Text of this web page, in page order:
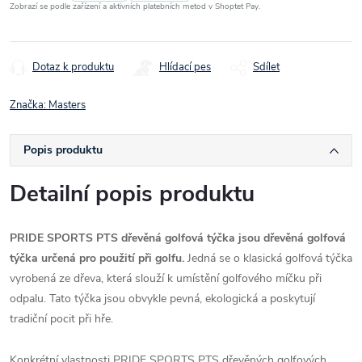
Zobrazí se podle zařízení a aktivních platebních metod v Shoptet Pay.
Dotaz k produktu Hlídací pes Sdílet
Značka: Masters
Popis produktu
Detailní popis produktu
PRIDE SPORTS PTS dřevěná golfová týčka jsou dřevěná golfová
týčka určená pro použití při golfu. Jedná se o klasická golfová týčka
vyrobená ze dřeva, která slouží k umístění golfového míčku při
odpalu. Tato týčka jsou obvykle pevná, ekologická a poskytují
tradiční pocit při hře.